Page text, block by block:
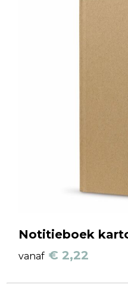
Notitieboek
vanaf € 2,22